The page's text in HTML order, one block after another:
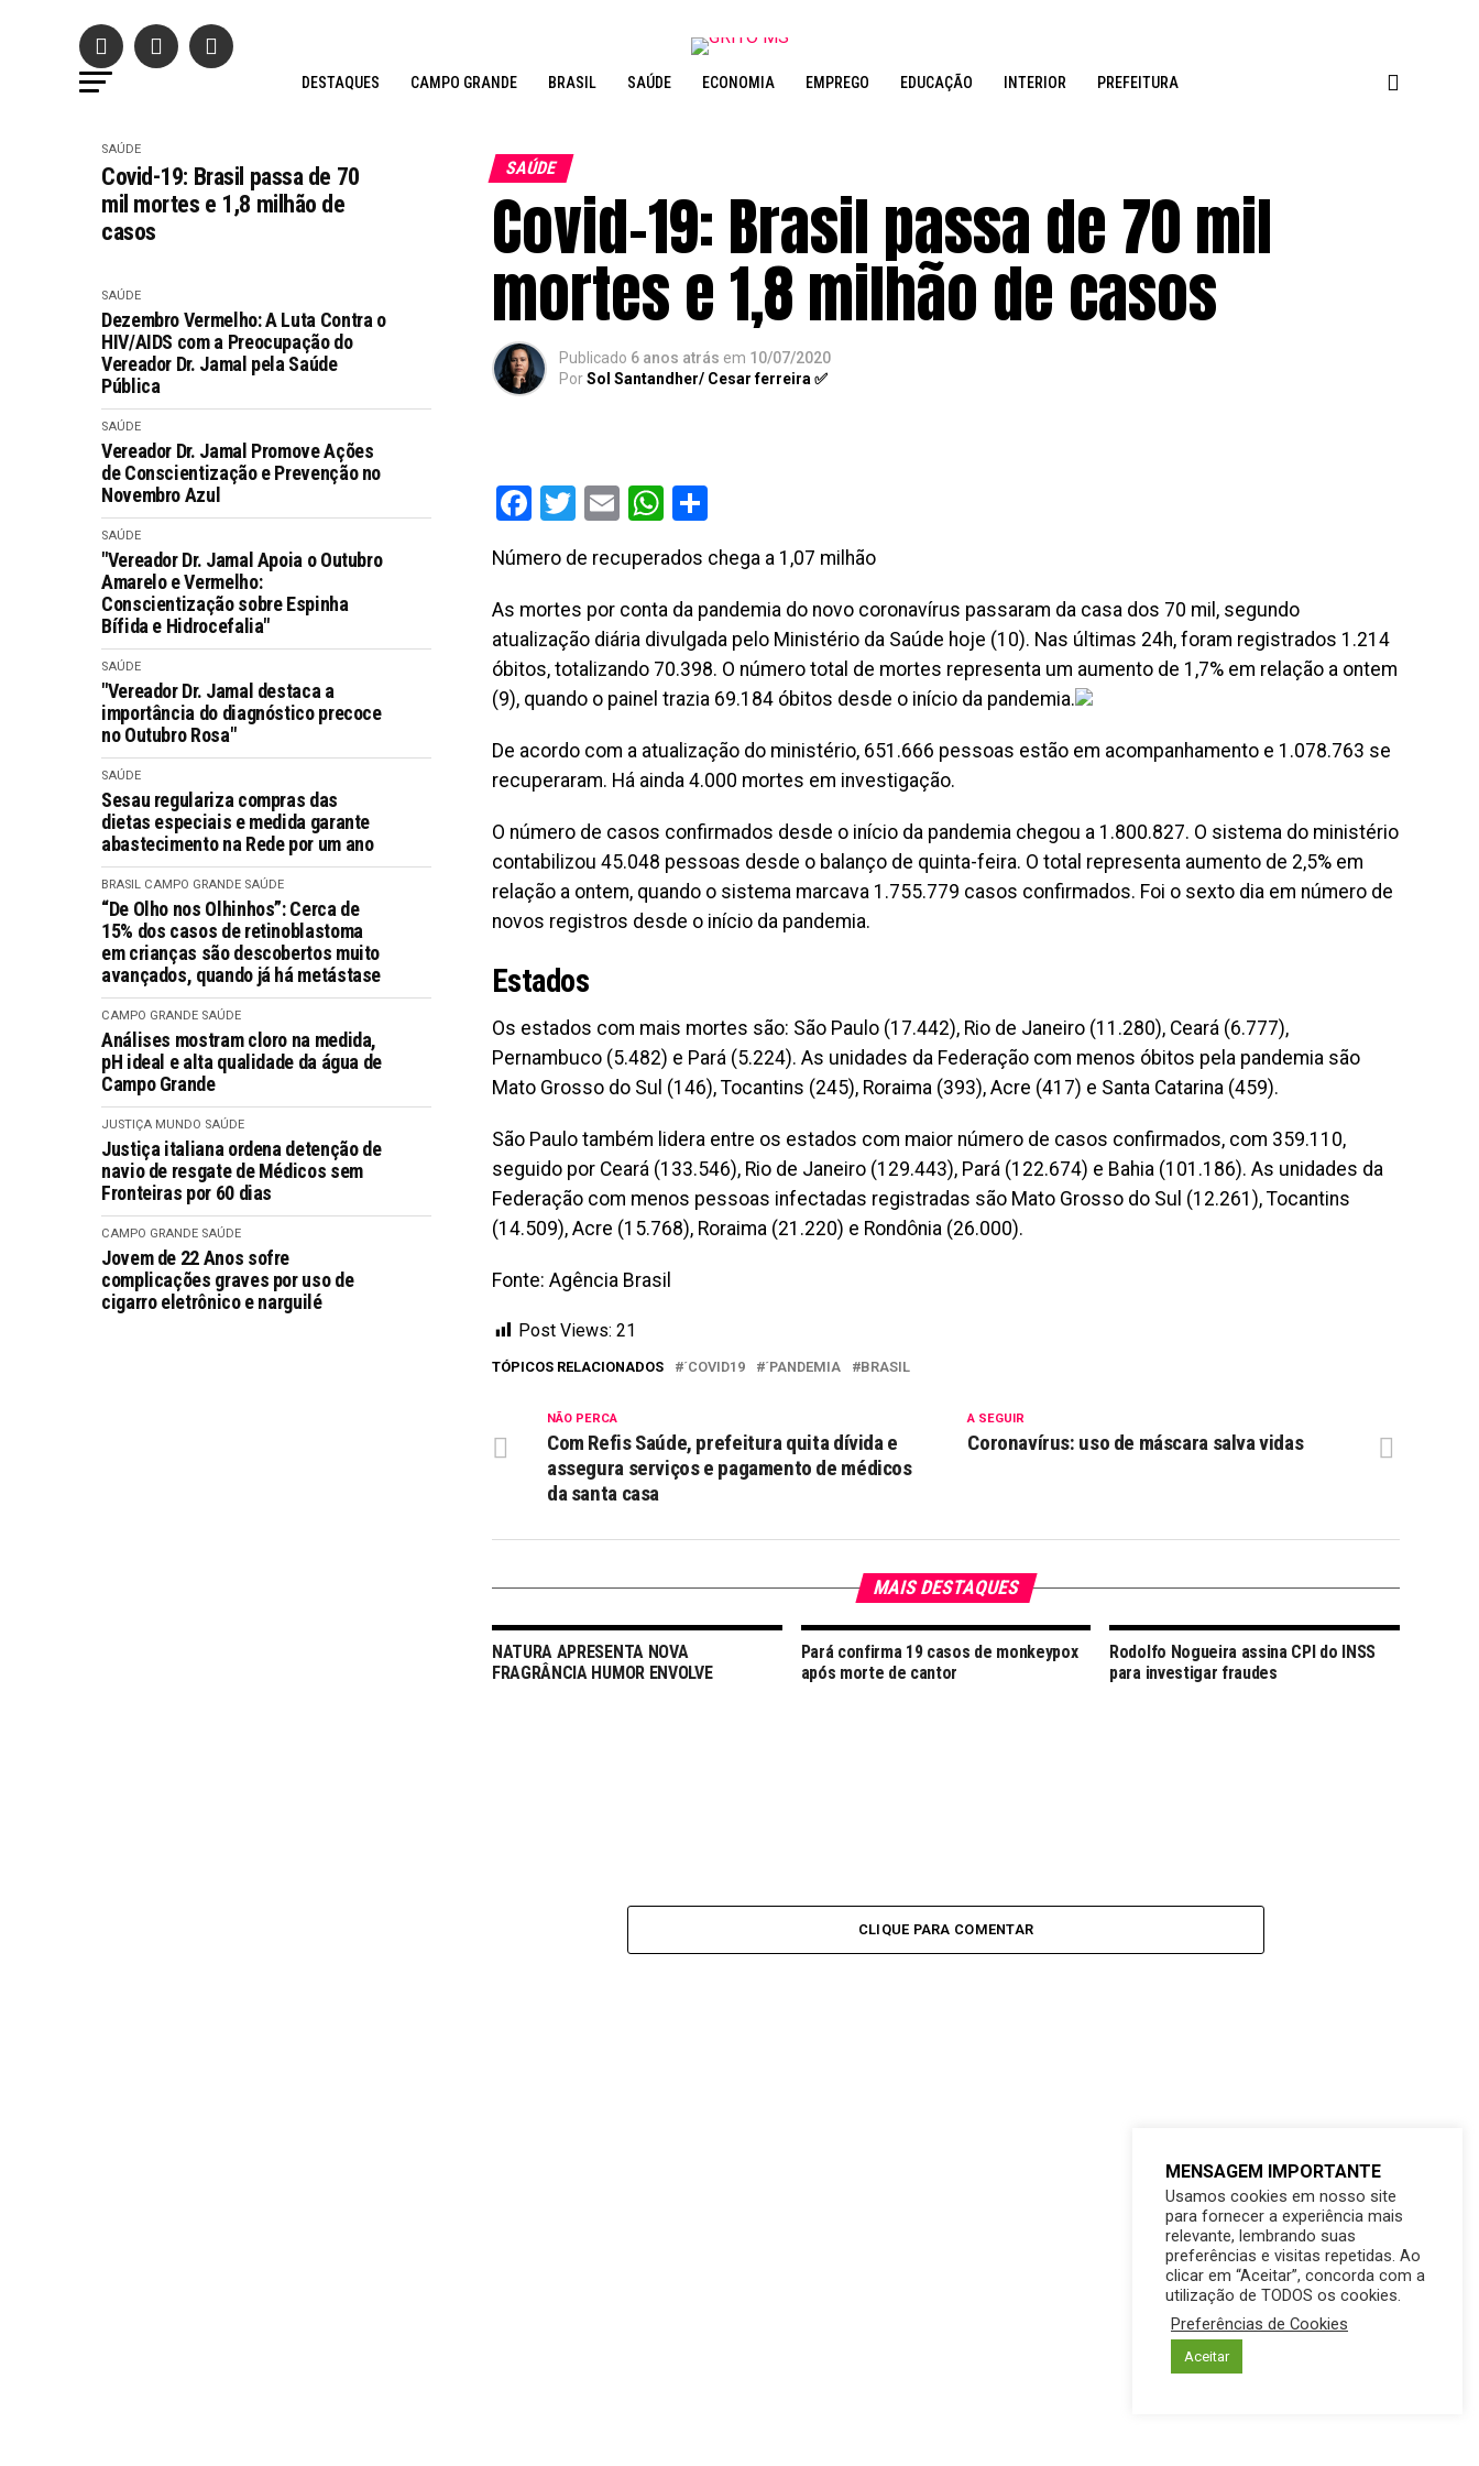
DESTAQUES CAMPO GRANDE BRASIL SAÚDE ECONOMIA EMPREGO EDUCAÇÃO INTERIOR PREFEITURA
SAÚDE
Covid-19: Brasil passa de 70
mil mortes e 1,8 milhão de
casos
SAÚDE
Dezembro Vermelho: A Luta Contra o
HIV/AIDS com a Preocupação do
Vereador Dr. Jamal pela Saúde
Pública
SAÚDE
Vereador Dr. Jamal Promove Ações
de Conscientização e Prevenção no
Novembro Azul
SAÚDE
"Vereador Dr. Jamal Apoia o Outubro
Amarelo e Vermelho:
Conscientização sobre Espinha
Bífida e Hidrocefalia"
SAÚDE
"Vereador Dr. Jamal destaca a
importância do diagnóstico precoce
no Outubro Rosa"
SAÚDE
Sesau regulariza compras das
dietas especiais e medida garante
abastecimento na Rede por um ano
BRASIL CAMPO GRANDE SAÚDE
“De Olho nos Olhinhos”: Cerca de
15% dos casos de retinoblastoma
em crianças são descobertos muito
avançados, quando já há metástase
CAMPO GRANDE SAÚDE
Análises mostram cloro na medida,
pH ideal e alta qualidade da água de
Campo Grande
JUSTIÇA MUNDO SAÚDE
Justiça italiana ordena detenção de
navio de resgate de Médicos sem
Fronteiras por 60 dias
CAMPO GRANDE SAÚDE
Jovem de 22 Anos sofre
complicações graves por uso de
cigarro eletrônico e narguilé
SAÚDE
Covid-19: Brasil passa de 70 mil
mortes e 1,8 milhão de casos
Publicado 6 anos atrás em 10/07/2020
PorSol Santandher/ Cesar ferreira ✅
Facebook
Twitter
EmailWhatsApp
Número de recuperados chega a 1,07 milhão
As mortes por conta da pandemia do novo coronavírus passaram da casa dos 70 mil, segundo
atualização diária divulgada pelo Ministério da Saúde hoje (10). Nas últimas 24h, foram registrados 1.214
óbitos, totalizando 70.398. O número total de mortes representa um aumento de 1,7% em relação a ontem
(9), quando o painel trazia 69.184 óbitos desde o início da pandemia.
De acordo com a atualização do ministério, 651.666 pessoas estão em acompanhamento e 1.078.763 se
recuperaram. Há ainda 4.000 mortes em investigação.
O número de casos confirmados desde o início da pandemia chegou a 1.800.827. O sistema do ministério
contabilizou 45.048 pessoas desde o balanço de quinta-feira. O total representa aumento de 2,5% em
relação a ontem, quando o sistema marcava 1.755.779 casos confirmados. Foi o sexto dia em número de
novos registros desde o início da pandemia.
Estados
Os estados com mais mortes são: São Paulo (17.442), Rio de Janeiro (11.280), Ceará (6.777),
Pernambuco (5.482) e Pará (5.224). As unidades da Federação com menos óbitos pela pandemia são
Mato Grosso do Sul (146), Tocantins (245), Roraima (393), Acre (417) e Santa Catarina (459).
São Paulo também lidera entre os estados com maior número de casos confirmados, com 359.110,
seguido por Ceará (133.546), Rio de Janeiro (129.443), Pará (122.674) e Bahia (101.186). As unidades da
Federação com menos pessoas infectadas registradas são Mato Grosso do Sul (12.261), Tocantins
(14.509), Acre (15.768), Roraima (21.220) e Rondônia (26.000).
Fonte: Agência Brasil
Post Views: 21
TÓPICOS RELACIONADOS ´COVID19 ´PANDEMIA BRASIL
A SEGUIR
Coronavírus: uso de máscara salva vidas
NÃO PERCA
Com Refis Saúde, prefeitura quita dívida e
assegura serviços e pagamento de médicos
da santa casa
MAIS DESTAQUES
NATURA APRESENTA NOVA
FRAGRÂNCIA HUMOR ENVOLVE
Pará confirma 19 casos de monkeypox
após morte de cantor
Rodolfo Nogueira assina CPI do INSS
para investigar fraudes
CLIQUE PARA COMENTAR
MENSAGEM IMPORTANTE
Usamos cookies em nosso site
para fornecer a experiência mais
relevante, lembrando suas
preferências e visitas repetidas. Ao
clicar em “Aceitar”, concorda com a
utilização de TODOS os cookies.
Preferências de Cookies
Aceitar